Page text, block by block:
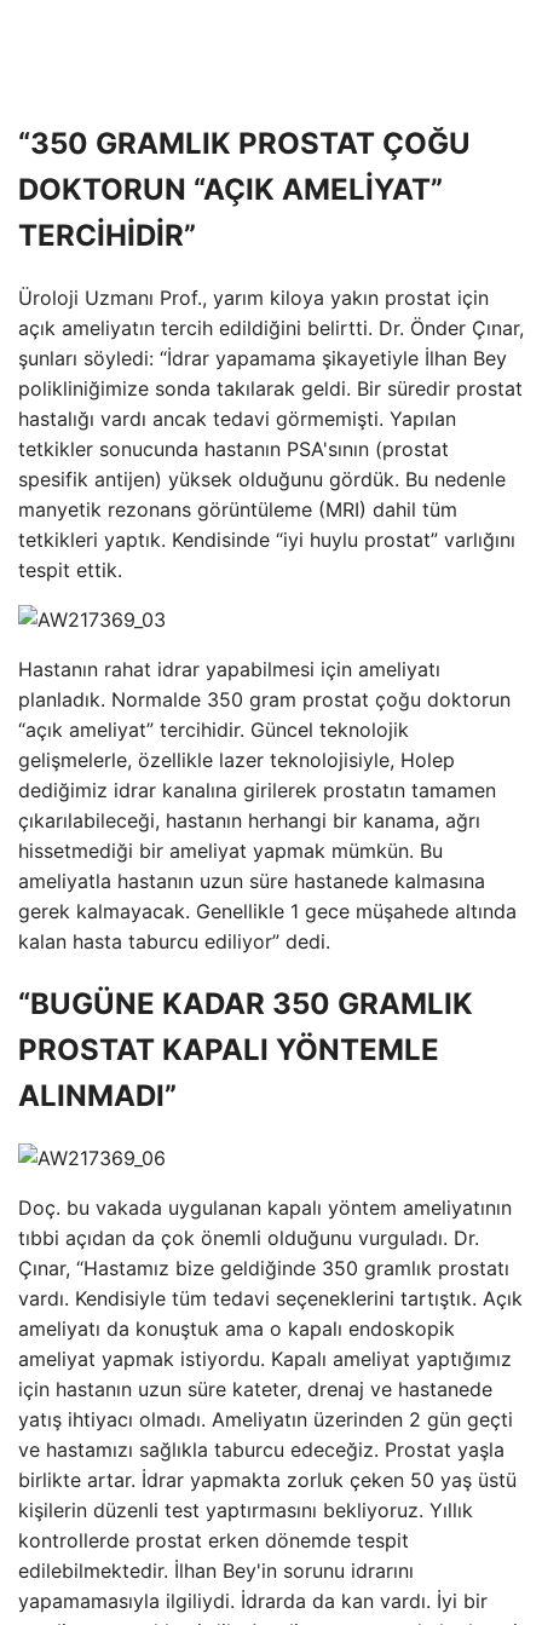
“350 GRAMLIK PROSTAT ÇOĞU
DOKTORUN “AÇIK AMELİYAT”
TERCİHİDİR”
Üroloji Uzmanı Prof., yarım kiloya yakın prostat için
açık ameliyatın tercih edildiğini belirtti. Dr. Önder Çınar,
şunları söyledi: “İdrar yapamama şikayetiyle İlhan Bey
polikliniğimize sonda takılarak geldi. Bir süredir prostat
hastalığı vardı ancak tedavi görmemişti. Yapılan
tetkikler sonucunda hastanın PSA'sının (prostat
spesifik antijen) yüksek olduğunu gördük. Bu nedenle
manyetik rezonans görüntüleme (MRI) dahil tüm
tetkikleri yaptık. Kendisinde “iyi huylu prostat” varlığını
tespit ettik.
Hastanın rahat idrar yapabilmesi için ameliyatı
planladık. Normalde 350 gram prostat çoğu doktorun
“açık ameliyat” tercihidir. Güncel teknolojik
gelişmelerle, özellikle lazer teknolojisiyle, Holep
dediğimiz idrar kanalına girilerek prostatın tamamen
çıkarılabileceği, hastanın herhangi bir kanama, ağrı
hissetmediği bir ameliyat yapmak mümkün. Bu
ameliyatla hastanın uzun süre hastanede kalmasına
gerek kalmayacak. Genellikle 1 gece müşahede altında
kalan hasta taburcu ediliyor” dedi.
“BUGÜNE KADAR 350 GRAMLIK
PROSTAT KAPALI YÖNTEMLE
ALINMADI”
Doç. bu vakada uygulanan kapalı yöntem ameliyatının
tıbbi açıdan da çok önemli olduğunu vurguladı. Dr.
Çınar, “Hastamız bize geldiğinde 350 gramlık prostatı
vardı. Kendisiyle tüm tedavi seçeneklerini tartıştık. Açık
ameliyatı da konuştuk ama o kapalı endoskopik
ameliyat yapmak istiyordu. Kapalı ameliyat yaptığımız
için hastanın uzun süre kateter, drenaj ve hastanede
yatış ihtiyacı olmadı. Ameliyatın üzerinden 2 gün geçti
ve hastamızı sağlıkla taburcu edeceğiz. Prostat yaşla
birlikte artar. İdrar yapmakta zorluk çeken 50 yaş üstü
kişilerin düzenli test yaptırmasını bekliyoruz. Yıllık
kontrollerde prostat erken dönemde tespit
edilebilmektedir. İlhan Bey'in sorunu idrarını
yapamamasıyla ilgiliydi. İdrarda da kan vardı. İyi bir